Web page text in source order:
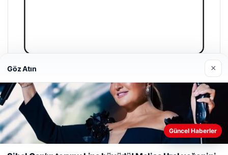
Nisan 28, 2026
Web sitemizi nasıl kullandığınızı daha iyi anlayabilmek,
deneyiminizi kişiselleştirmek ve geliştirmek amacıyla çerezler
kullanıyoruz.
Çerez Politikamız
Göz Atın ×
Güncel Haberler